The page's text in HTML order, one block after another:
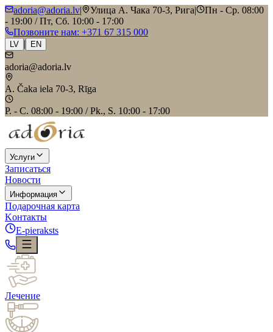
adoria@adoria.lv| Улица А. Чака 70-3, Рига|
Пн - Ср. 08:00
- 19:00 / Пт, Сб. 10:00 - 17:00
Позвоните нам: +371 67 315 000
LV | EN
adoria@adoria.lv
A. Čaka iela 70-3, Rīga
P. - C. 08:00 - 19:00 / Pk., S. 10:00 - 17:00
Услуги
Записаться
Новости
Информация
Подарочная карта
Kонтакты
E-pieraksts
Лечение